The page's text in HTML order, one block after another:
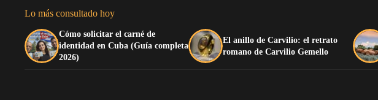
Lo más consultado hoy
Cómo solicitar el carné de
identidad en Cuba (Guía completa
2026)
El anillo de Carvilio: el retrato
romano de Carvilio Gemello